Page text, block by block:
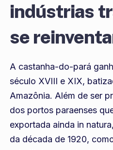
indústrias
se
A castanha-do-pará
século XVIII e XIX,
Amazônia. Além de ser
dos portos paraenses
exportada ainda in
da década de 1920,